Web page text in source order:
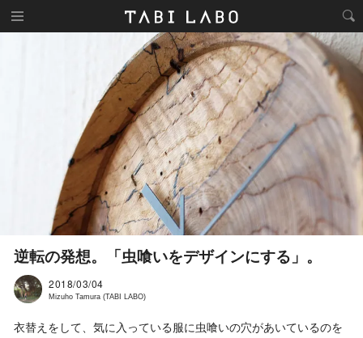
逆転の発想。「虫喰いをデザインにする」。
2018/03/04
Mizuho Tamura (TABI LABO)
衣替えをして、気に入っている服に虫喰いの穴があいているのを